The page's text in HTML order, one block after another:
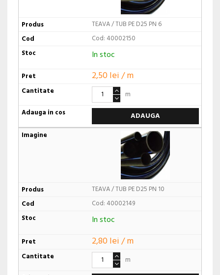
TEAVA / TUB PE D25 PN 6
Cod: 40002150
In stoc
2,50 lei / m
m
ADAUGA
TEAVA / TUB PE D25 PN 10
Cod: 40002149
In stoc
2,80 lei / m
m